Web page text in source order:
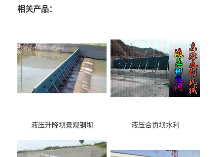
相关产品：
液压升降坝景观钢坝 液压合页坝水利